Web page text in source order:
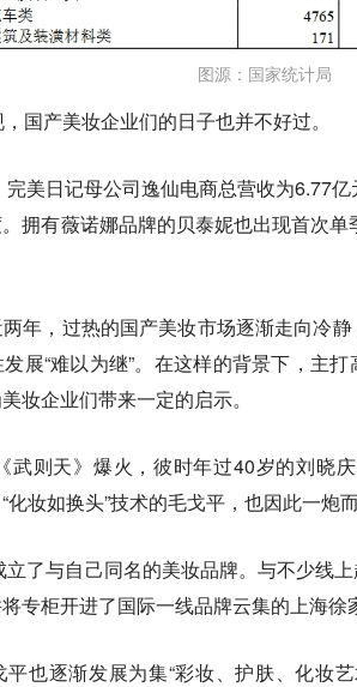
图源：国家统计局
国产美妆企业们的日子也并不好过。
美日记母公司逸仙电商总营收为6.77
拥有薇诺娜品牌的贝泰妮也出现首次
年，过热的国产美妆市场逐渐走向冷
展“难以为继”。在这样的背景下，主
妆企业们带来一定的启示。
武则天》爆火，彼时年过40岁的刘晓
妆如换头”技术的毛戈平，也因此一炮而
了与自己同名的美妆品牌。与不少线
专柜开进了国际一线品牌云集的上海徐
也逐渐发展为集“彩妆、护肤、化妆